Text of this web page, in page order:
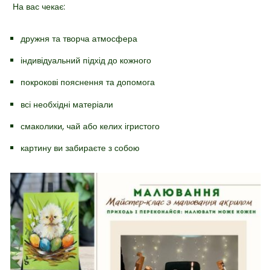
На вас чекає:
дружня та творча атмосфера
індивідуальний підхід до кожного
покрокові пояснення та допомога
всі необхідні матеріали
смаколики, чай або келих ігристого
картину ви забираєте з собою